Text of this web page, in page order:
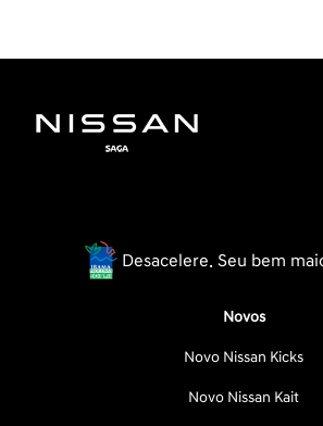
Desacelere. Seu bem
Novos
Novo Nissan Kicks
Novo Nissan Kait